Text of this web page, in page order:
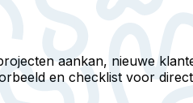
aankan, nieuwe
en checklist voor